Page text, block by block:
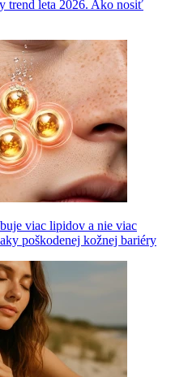
trend leta 2026. Ako nosiť
viac lipidov a nie viac
poškodenej kožnej bariéry